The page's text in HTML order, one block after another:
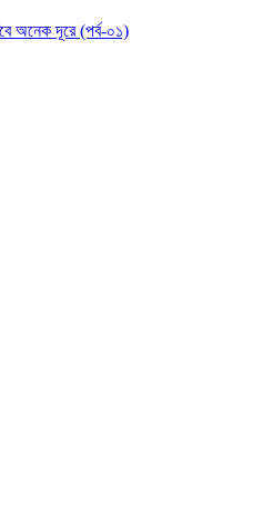
অনেক দূরে (পর্ব-০১)